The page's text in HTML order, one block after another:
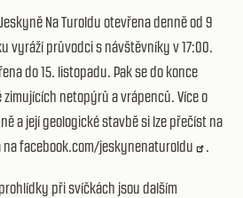
Na Turoldu otevřena denně od 9
vyráží průvodci s návštěvníky v 17:00.
do 15. listopadu. Pak se do konce
netopýrů a vrápenců. Více o
a její geologické stavbě si lze přečíst na
nafacebook.com/jeskynenaturoldu .
při svíčkách jsou dalším